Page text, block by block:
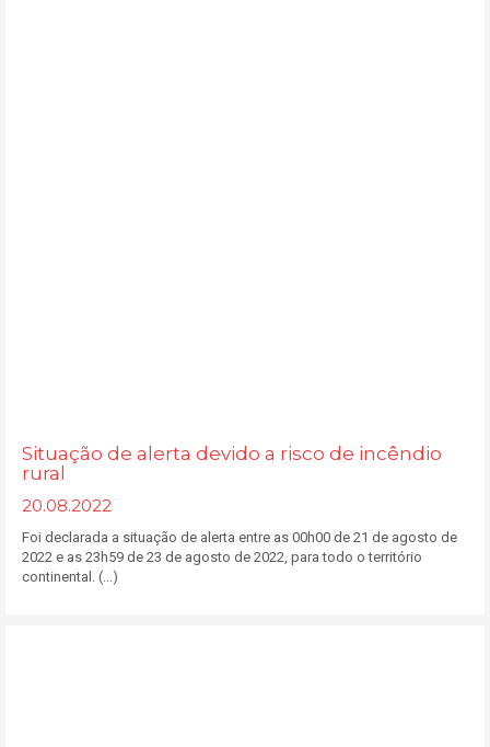
Situação de alerta devido a risco de incêndio
rural
20.08.2022
Foi declarada a situação de alerta entre as 00h00 de 21 de agosto de
2022 e as 23h59 de 23 de agosto de 2022, para todo o território
continental. (...)